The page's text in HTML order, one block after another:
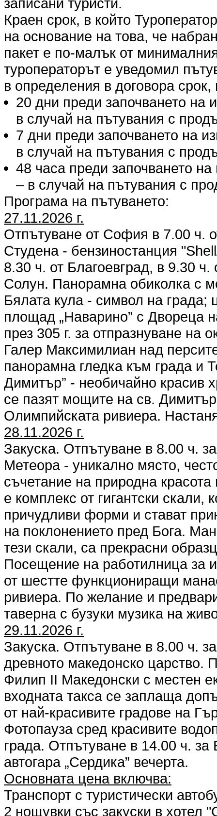
Краен срок, в който
на основание на това, че
пакет е по-малък от
туроператорът е уведомил
в определения в договора
20 дни преди започването на
в случай на пътувания с
7 дни преди започването на
в случай на пътувания с
48 часа преди започването
– в случай на пътувания с
Програма на пътуването:
27.11.2026 г.
Отпътуване от София в 7.00 ч.
Студена - бензиностанция
8.30 ч. от Благоевград, в 9.30
Солун. Панорамна обиколка с
Бялата кула - символ на града;
площад „Наварино” с Двореца
през 305 г. за отпразнуване на
Галер Максимилиан над
панорамна гледка към града и
Димитър” - необичайно красив
се пазят мощите на св.
Олимпийската ривиера.
28.11.2026 г.
Закуска. Отпътуване в 8.00 ч.
Метеора - уникално място,
съчетание на природна
е комплекс от гигантски скали,
причудливи форми и стават
на поклонението пред Бога.
тези скали, са прекрасни
Посещение на работилница за
от шестте функциониращи
ривиера. По желание и
таверна с бузуки музика на
29.11.2026 г.
Закуска. Отпътуване в 8.00 ч.
древното македонско царство.
Филип II Македонски с местен
входната такса се заплаща
от най-красивите градове на
Фотопауза сред красивите
града. Отпътуване в 14.00 ч.
автогара „Сердика” вечерта.
Основната цена включва:
Транспорт с туристически
2 нощувки със закуски в хотел